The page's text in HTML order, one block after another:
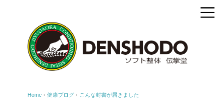
Home › 健康ブログ › こんな封書が届きました